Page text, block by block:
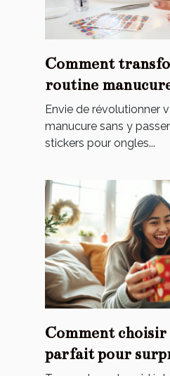
Comment
routine
stickers ?
Envie de révolutionner
manucure sans y
stickers pour ongles...
Comment choisir
parfait pour